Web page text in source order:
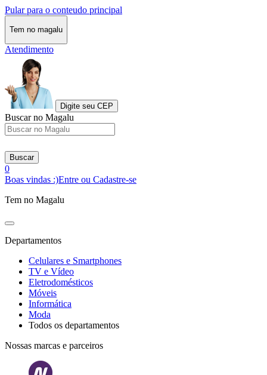
Pular para o conteudo principal
Tem no magalu
Atendimento
Digite seu CEP
Buscar no Magalu
Buscar
0
Boas vindas :)Entre ou Cadastre-se
Tem no Magalu
Departamentos
Celulares e Smartphones
TV e Vídeo
Eletrodomésticos
Móveis
Informática
Moda
Todos os departamentos
Nossas marcas e parceiros